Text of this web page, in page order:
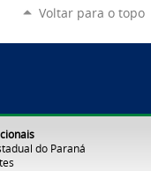
Voltar para o topo
do Paraná